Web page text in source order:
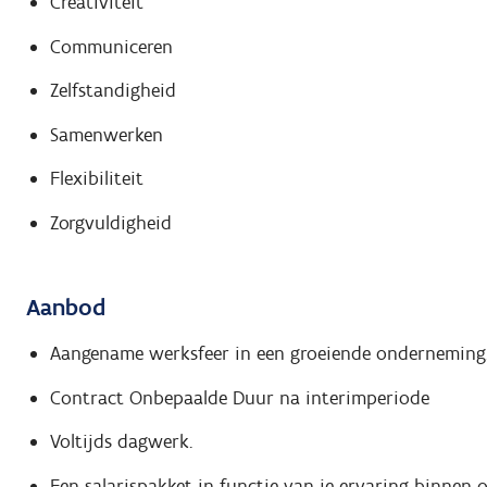
Communiceren
Zelfstandigheid
Samenwerken
Flexibiliteit
Zorgvuldigheid
Aanbod
Aangename werksfeer in een groeiende
Contract Onbepaalde Duur na interimperiode
Voltijds dagwerk.